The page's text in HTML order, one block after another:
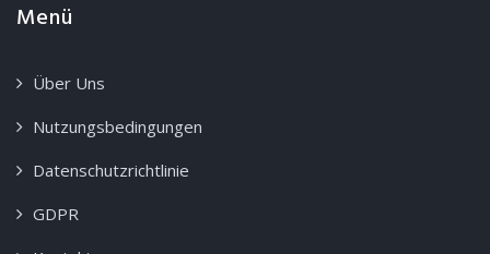
Menü
Über Uns
Nutzungsbedingungen
Datenschutzrichtlinie
GDPR